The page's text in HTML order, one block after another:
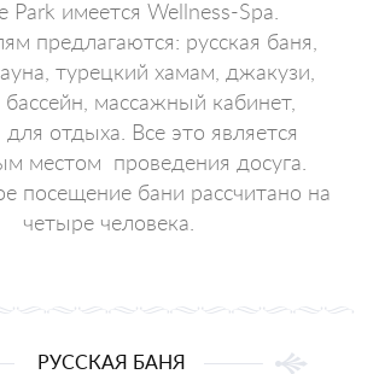
Park имеется Wellness-Spa.
предлагаются: русская баня,
турецкий хамам, джакузи,
массажный кабинет,
отдыха. Все это является
местом проведения досуга.
посещение бани рассчитано на
четыре человека.
РУССКАЯ БАНЯ